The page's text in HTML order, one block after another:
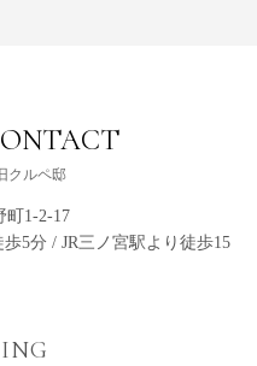
クルペ邸
町1-2-17
5分 / JR三ノ宮駅より徒歩15